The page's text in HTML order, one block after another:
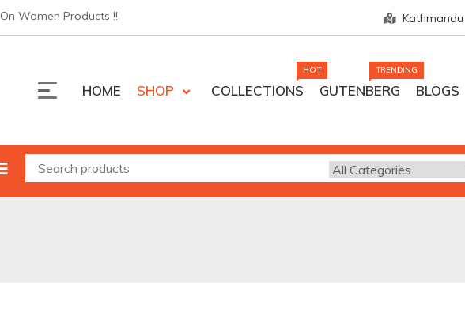
On Women Products !! Kathmandu
HOME SHOP COLLECTIONS
HOT
GUTENBERG
TRENDING
BLOGS